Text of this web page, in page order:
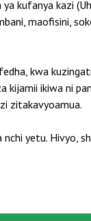
kufanya kazi
maofisini,
kwa
ikiwa ni
zitakavyoamua.
yetu. Hivyo,